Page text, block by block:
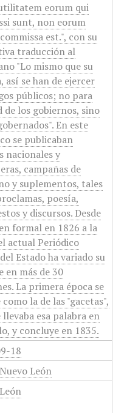
eorum qui
sunt, non eorum
est.", con su
traducción al
"Lo mismo que su
se han de ejercer
públicos; no para
de los gobiernos, sino
En este
se publicaban
nacionales y
campañas de
y suplementos, tales
poesía,
y discursos. Desde
formal en 1826 a la
actual Periódico
Estado ha variado su
en más de 30
La primera época se
la de las "gacetas",
esa palabra en
y concluye en 1835.
18
León